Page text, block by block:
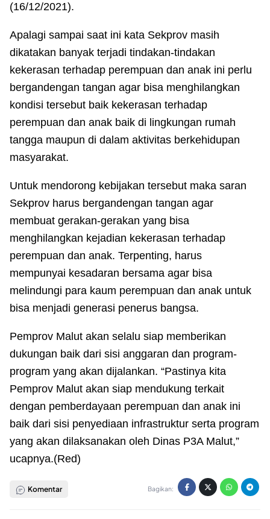
(16/12/2021).
Apalagi sampai saat ini kata Sekprov masih
dikatakan banyak terjadi tindakan-tindakan
kekerasan terhadap perempuan dan anak ini perlu
bergandengan tangan agar bisa menghilangkan
kondisi tersebut baik kekerasan terhadap
perempuan dan anak baik di lingkungan rumah
tangga maupun di dalam aktivitas berkehidupan
masyarakat.
Untuk mendorong kebijakan tersebut maka saran
Sekprov harus bergandengan tangan agar
membuat gerakan-gerakan yang bisa
menghilangkan kejadian kekerasan terhadap
perempuan dan anak. Terpenting, harus
mempunyai kesadaran bersama agar bisa
melindungi para kaum perempuan dan anak untuk
bisa menjadi generasi penerus bangsa.
Pemprov Malut akan selalu siap memberikan
dukungan baik dari sisi anggaran dan program-
program yang akan dijalankan. “Pastinya kita
Pemprov Malut akan siap mendukung terkait
dengan pemberdayaan perempuan dan anak ini
baik dari sisi penyediaan infrastruktur serta program
yang akan dilaksanakan oleh Dinas P3A Malut,”
ucapnya.(Red)
Komentar Bagikan: